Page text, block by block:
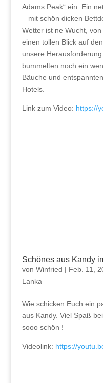
Adams Peak“ ein. Ein
– mit schön dicken
Wetter ist ne Wucht,
einen tollen Blick auf
unsere
bummelten noch ein
Bäuche und
Hotels.
Link zum Video: https://
Schönes aus Kandy
von Winfried | Feb. 11,
Lanka
Wie schicken Euch ein
aus Kandy. Viel Spaß
sooo schön !
Videolink: https://